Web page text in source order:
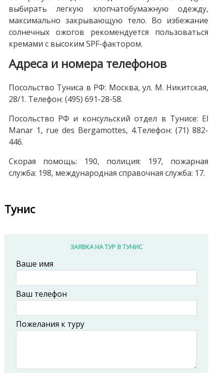
выбирать легкую хлопчатобумажную одежду,
максимально закрывающую тело. Во избежание
солнечных ожогов рекомендуется пользоваться
кремами с высоким SPF-фактором.
Адреса и номера телефонов
Посольство Туниса в РФ: Москва, ул. М. Никитская,
28/1. Телефон: (495) 691-28-58.
Посольство РФ и консульский отдел в Тунисе: El
Manar 1, rue des Bergamottes, 4.Телефон: (71) 882-
446.
Скорая помощь: 190, полиция: 197, пожарная
служба: 198, международная справочная служба: 17.
Тунис
ЗАЯВКА НА ТУР В ТУНИС
Ваше имя
Ваш телефон
Пожелания к туру